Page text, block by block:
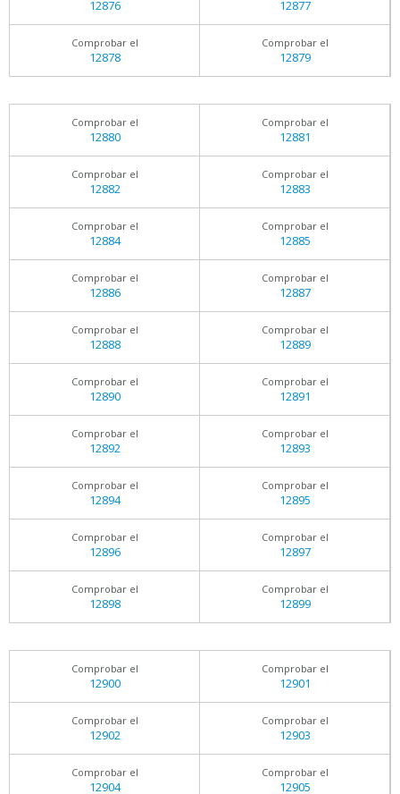
12876 12877
Comprobar el
12878
Comprobar el
12879
Comprobar el
12880
Comprobar el
12881
Comprobar el
12882
Comprobar el
12883
Comprobar el
12884
Comprobar el
12885
Comprobar el
12886
Comprobar el
12887
Comprobar el
12888
Comprobar el
12889
Comprobar el
12890
Comprobar el
12891
Comprobar el
12892
Comprobar el
12893
Comprobar el
12894
Comprobar el
12895
Comprobar el
12896
Comprobar el
12897
Comprobar el
12898
Comprobar el
12899
Comprobar el
12900
Comprobar el
12901
Comprobar el
12902
Comprobar el
12903
Comprobar el
12904
Comprobar el
12905